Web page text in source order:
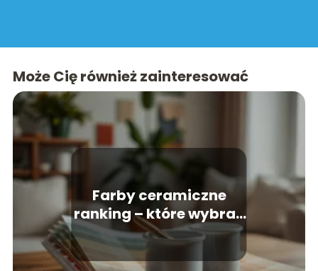
Może Cię również zainteresować
Farby ceramiczne
ranking – które wybrać
do mieszkania?